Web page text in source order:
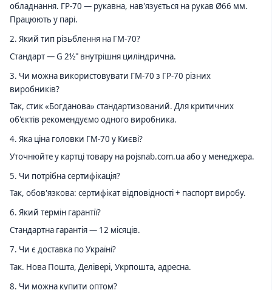
обладнання. ГР-70 — рукавна, нав'язується на рукав Ø66 мм.
Працюють у парі.
2. Який тип різьблення на ГМ-70?
Стандарт — G 2½" внутрішня циліндрична.
3. Чи можна використовувати ГМ-70 з ГР-70 різних
виробників?
Так, стик «Богданова» стандартизований. Для критичних
об'єктів рекомендуємо одного виробника.
4. Яка ціна головки ГМ-70 у Києві?
Уточнюйте у картці товару на pojsnab.com.ua або у менеджера.
5. Чи потрібна сертифікація?
Так, обов'язкова: сертифікат відповідності + паспорт виробу.
6. Який термін гарантії?
Стандартна гарантія — 12 місяців.
7. Чи є доставка по Україні?
Так. Нова Пошта, Делівері, Укрпошта, адресна.
8. Чи можна купити оптом?